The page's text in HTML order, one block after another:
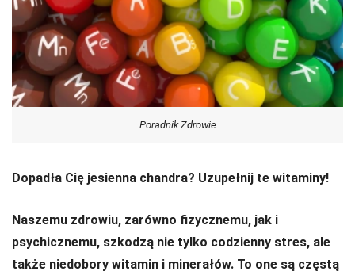
Poradnik Zdrowie
Dopadła Cię jesienna chandra? Uzupełnij te witaminy!
Naszemu zdrowiu, zarówno fizycznemu, jak i
psychicznemu, szkodzą nie tylko codzienny stres, ale
także niedobory witamin i minerałów. To one są częstą